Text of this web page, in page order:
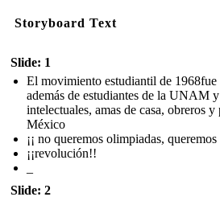
Storyboard Text
Slide: 1
El movimiento estudiantil de
además de estudiantes de la UNAM
intelectuales, amas de casa, obreros
México
¡¡ no queremos olimpiadas,
¡¡revolución!!
Slide: 2